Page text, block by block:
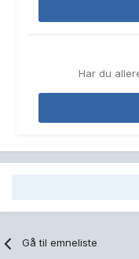
Har du
Gå til emneliste